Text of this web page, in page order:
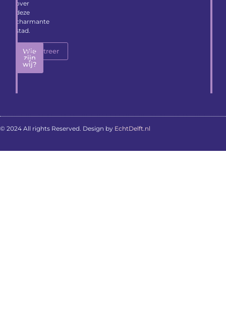
over
deze
charmante
stad.
Wie
zijn
wij?
Registreer
© 2024 All rights Reserved. Design by EchtDelft.nl